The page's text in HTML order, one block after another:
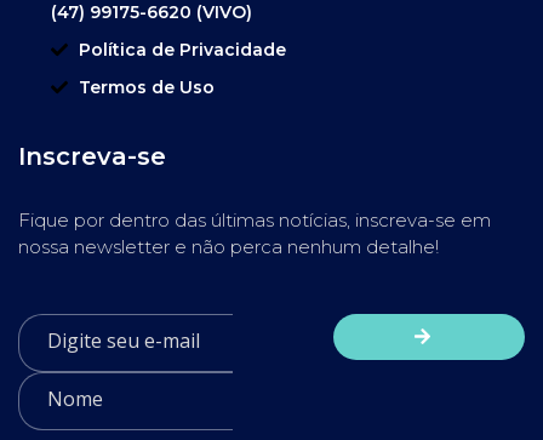
(47) 99175-6620 (VIVO)
Política de Privacidade
Termos de Uso
Inscreva-se
Fique por dentro das últimas notícias, inscreva-se em
nossa newsletter e não perca nenhum detalhe!